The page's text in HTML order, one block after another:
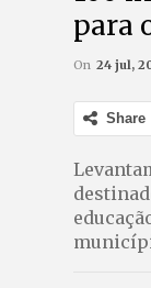
para
On 24 jul,
Share